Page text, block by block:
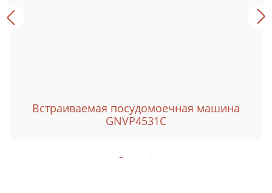
Встраиваемая посудомоечная машина
GNVP4531C